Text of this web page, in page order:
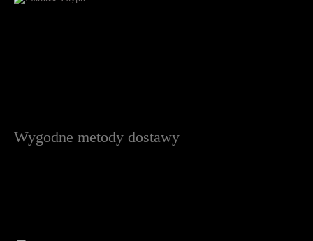
Wygodne metody dostawy